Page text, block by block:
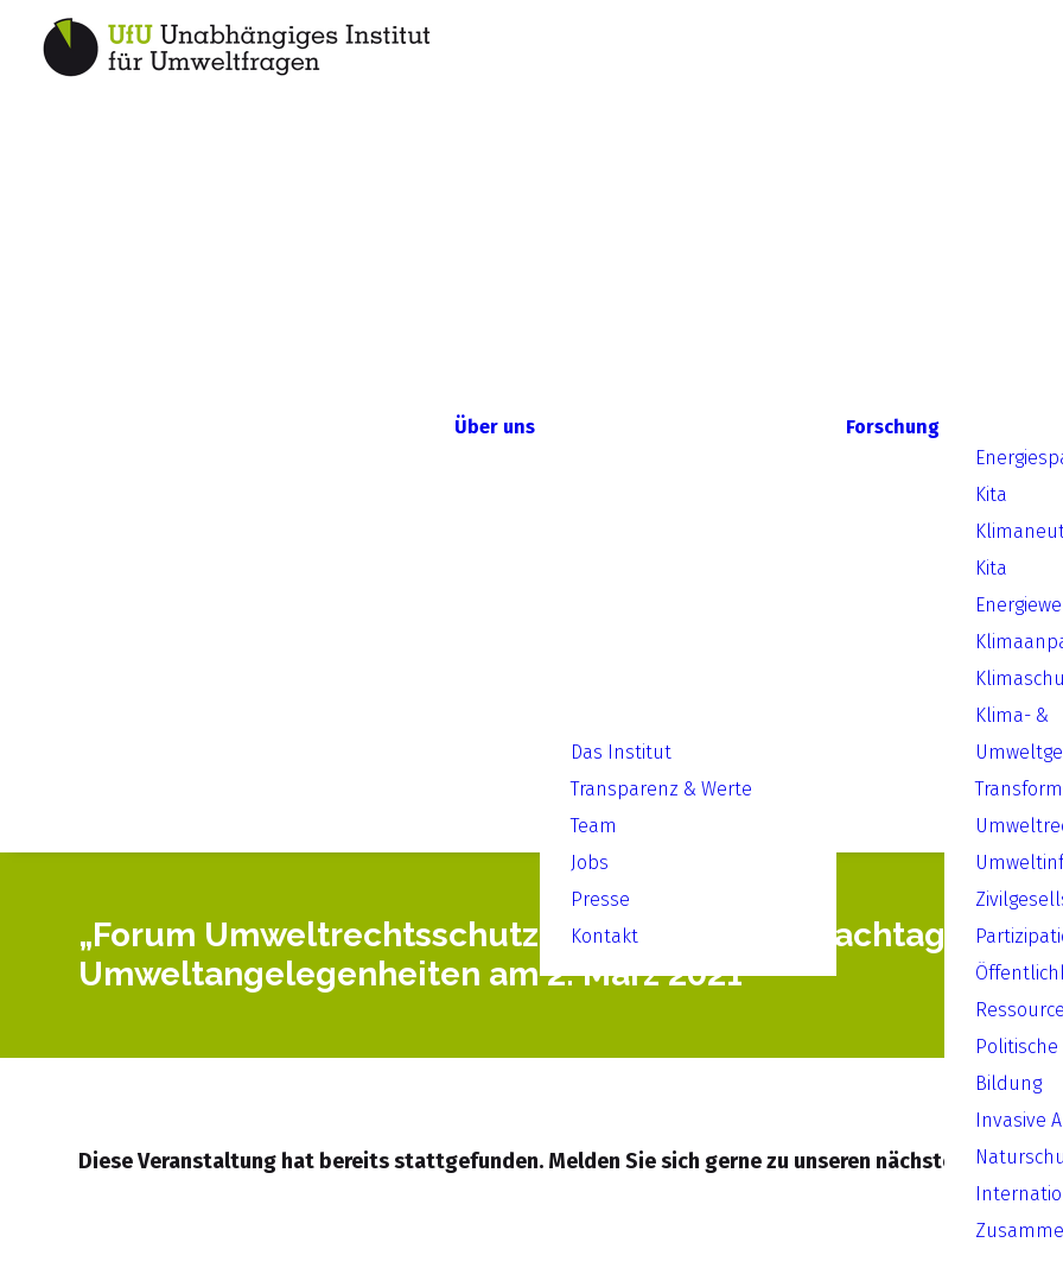
Über uns
Das Institut
Transparenz & Werte
Team
Jobs
Presse
Kontakt
Forschung
Kita
Kita
Klima- &
Bildung
Invasive
„Forum Umweltrechtsschutz 2021“ - Virtuelle Fachtagung
Umweltangelegenheiten am 2. März 2021
Diese Veranstaltung hat bereits stattgefunden. Melden Sie sich gerne zu unseren nächsten